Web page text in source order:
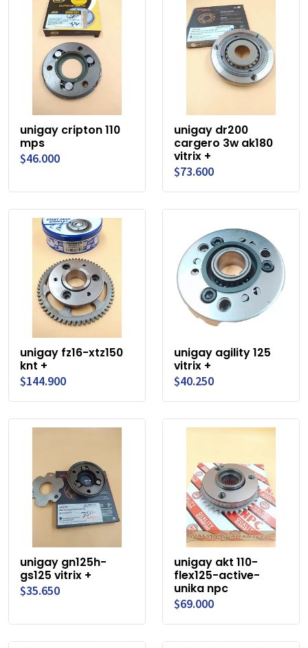
unigay cripton 110
mps
$46.000
unigay dr200
cargero 3w ak180
vitrix +
$73.600
unigay fz16-xtz150
knt +
$144.900
unigay agility 125
vitrix +
$40.250
unigay gn125h-
gs125 vitrix +
$35.650
unigay akt 110-
flex125-active-
unika npc
$69.000